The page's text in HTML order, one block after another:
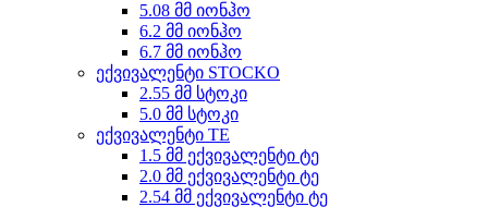
5.08 მმ იონჰო
6.2 მმ იონჰო
6.7 მმ იონჰო
ექვივალენტი STOCKO
2.55 მმ სტოკი
5.0 მმ სტოკი
ექვივალენტი TE
1.5 მმ ექვივალენტი ტე
2.0 მმ ექვივალენტი ტე
2.54 მმ ექვივალენტი ტე